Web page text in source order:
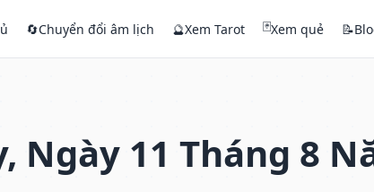
🔄Chuyển đổi âm lịch 🔮Xem Tarot 🃏Xem quẻ 📝
Ngày 11 Tháng 8